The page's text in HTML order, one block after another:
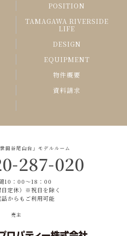
POSITION
TAMAGAWA RIVERSIDE
LIFE
DESIGN
EQUIPMENT
物件概要
資料請求
田谷尾山台」モデルルーム
287-020
10：00〜18：00
日定休）※祝日を除く
からもご利用可能
売主